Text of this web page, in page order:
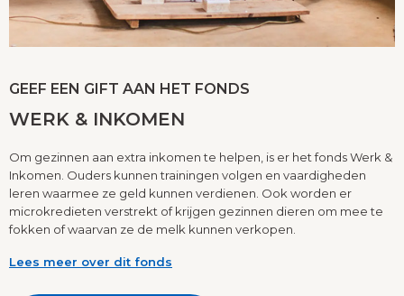
GEEF EEN GIFT AAN HET FONDS
WERK & INKOMEN
Om gezinnen aan extra inkomen te helpen, is er het fonds Werk &
Inkomen. Ouders kunnen trainingen volgen en vaardigheden
leren waarmee ze geld kunnen verdienen. Ook worden er
microkredieten verstrekt of krijgen gezinnen dieren om mee te
fokken of waarvan ze de melk kunnen verkopen.
Lees meer over dit fonds